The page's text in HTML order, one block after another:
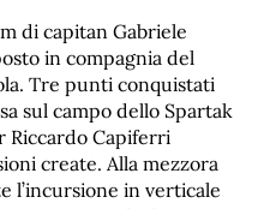
di capitan Gabriele
in compagnia del
Tre punti conquistati
sul campo dello Spartak
Riccardo Capiferri
create. Alla mezzora
l’incursione in verticale